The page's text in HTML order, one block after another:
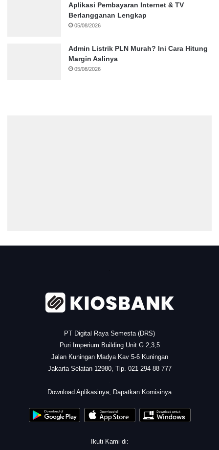
Aplikasi Pembayaran Internet & TV
Berlangganan Lengkap
05/08/2026
Admin Listrik PLN Murah? Ini Cara Hitung
Margin Aslinya
05/08/2026
PT Digital Raya Semesta (DRS)
Puri Imperium Building Unit G 2,3,5
Jalan Kuningan Madya Kav 5-6 Kuningan
Jakarta Selatan 12980, Tlp. 021 294 88 777
Download Aplikasinya, Dapatkan Komisinya
Ikuti Kami di: